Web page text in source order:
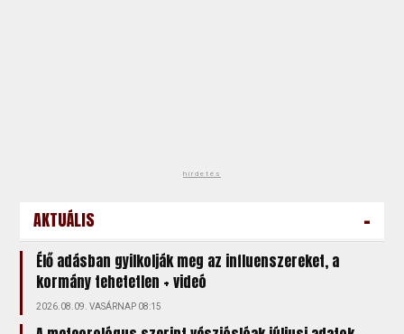
hirdetés
AKTUÁLIS -
Élő adásban gyilkolják meg az influenszereket, a
kormány tehetetlen + videó
2026.08.09. VASÁRNAP 08:15